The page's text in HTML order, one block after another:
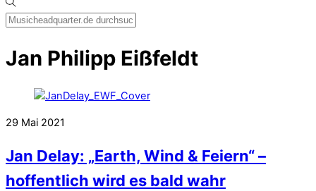
Jan Philipp Eißfeldt
29 Mai 2021
Jan Delay: „Earth, Wind & Feiern“ –
hoffentlich wird es bald wahr